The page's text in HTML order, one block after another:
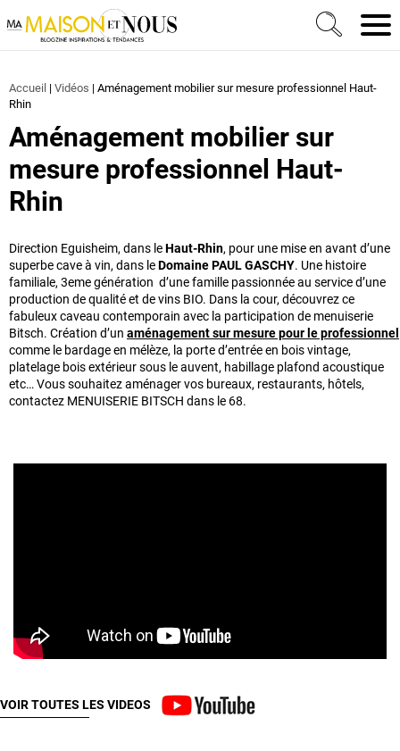
Ma Maison et Nous Construction, rénovation &
Accueil | Vidéos | Aménagement mobilier sur mesure professionnel Haut-
Rhin
Aménagement mobilier sur
mesure professionnel Haut-
Rhin
Direction Eguisheim, dans leHaut-Rhin, pour une mise en avant d’une
superbe cave à vin, dans leDomaine PAUL GASCHY. Une histoire
familiale, 3eme génération d’une famille passionnée au service d’une
production de qualité et de vins BIO. Dans la cour, découvrez ce
fabuleux caveau contemporain avec la participation de menuiserie
Bitsch. Création d’un aménagement sur mesure pour le professionnel
comme le bardage en mélèze, la porte d’entrée en bois vintage,
platelage bois extérieur sous le auvent, habillage plafond acoustique
etc… Vous souhaitez aménager vos bureaux, restaurants, hôtels,
contactez MENUISERIE BITSCH dans le 68.
VOIR TOUTES LES VIDEOS